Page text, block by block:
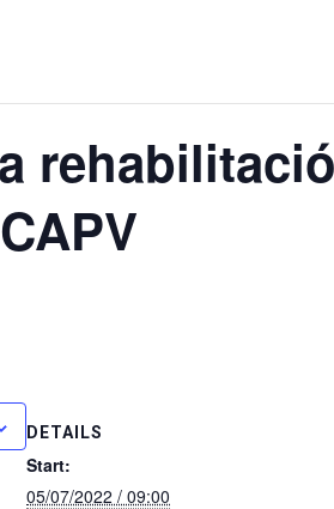
DETAILS
Start:
05/07/2022 / 09:00